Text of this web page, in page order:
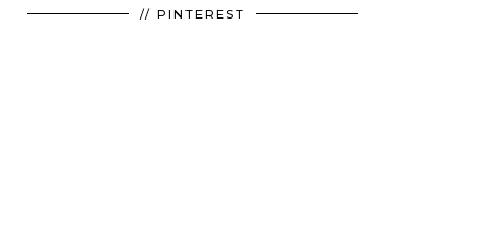
// PINTEREST